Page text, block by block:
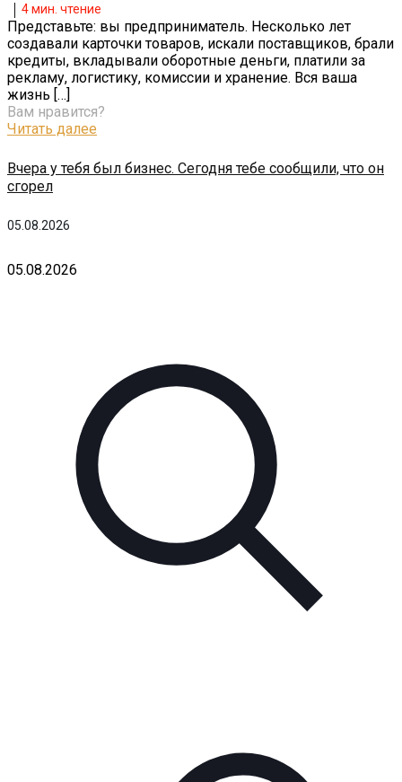
05.08.2026
Вчера у тебя был бизнес. Сегодня тебе сообщили, что он
сгорел
4мин. чтение
Представьте: вы предприниматель. Несколько лет
создавали карточки товаров, искали поставщиков, брали
кредиты, вкладывали оборотные деньги, платили за
рекламу, логистику, комиссии и хранение. Вся ваша
жизнь […]
Вам нравится?
Читать далее
05.08.2026